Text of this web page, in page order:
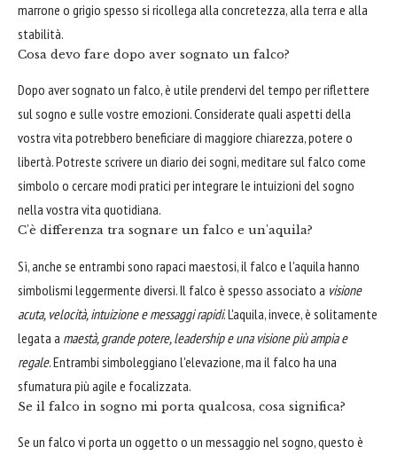
marrone o grigio spesso si ricollega alla concretezza, alla terra e alla
stabilità.
Cosa devo fare dopo aver sognato un falco?
Dopo aver sognato un falco, è utile prendervi del tempo per riflettere
sul sogno e sulle vostre emozioni. Considerate quali aspetti della
vostra vita potrebbero beneficiare di maggiore chiarezza, potere o
libertà. Potreste scrivere un diario dei sogni, meditare sul falco come
simbolo o cercare modi pratici per integrare le intuizioni del sogno
nella vostra vita quotidiana.
C'è differenza tra sognare un falco e un'aquila?
Sì, anche se entrambi sono rapaci maestosi, il falco e l'aquila hanno
simbolismi leggermente diversi. Il falco è spesso associato a visione
acuta, velocità, intuizione e messaggi rapidi. L'aquila, invece, è solitamente
legata a maestà, grande potere, leadership e una visione più ampia e
regale. Entrambi simboleggiano l'elevazione, ma il falco ha una
sfumatura più agile e focalizzata.
Se il falco in sogno mi porta qualcosa, cosa significa?
Se un falco vi porta un oggetto o un messaggio nel sogno, questo è